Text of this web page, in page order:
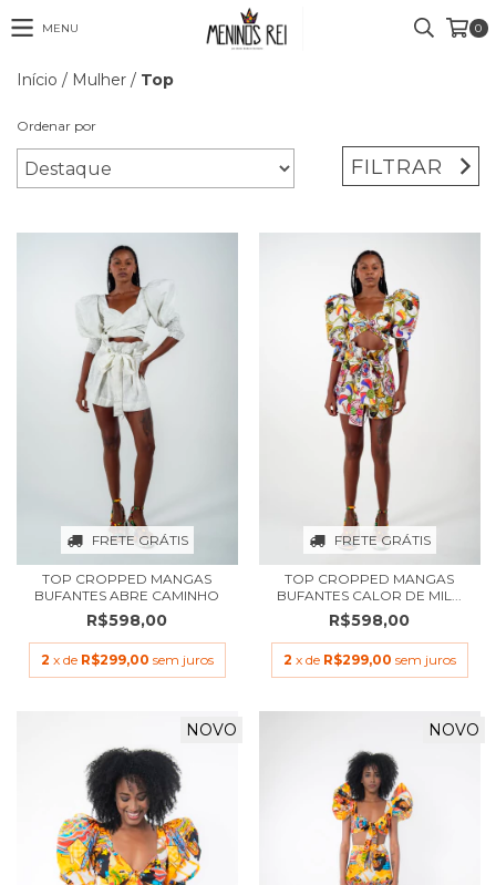
MENU 0
Início / Mulher / Top
Ordenar por
FILTRAR
FRETE GRÁTIS
TOP CROPPED MANGAS
BUFANTES ABRE CAMINHO
R$598,00
2 x de R$299,00 sem juros
FRETE GRÁTIS
TOP CROPPED MANGAS
BUFANTES CALOR DE MIL...
R$598,00
2 x de R$299,00 sem juros
NOVO NOVO